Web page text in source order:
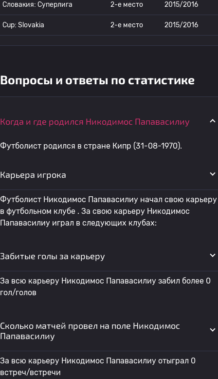
Словакия: Суперлига 2-е место 2015/2016
Cup: Slovakia 2-е место 2015/2016
Вопросы и ответы по статистике
Когда и где родился Никодимос Папавасилиу
Футболист родился в стране Кипр (31-08-1970).
Карьера игрока
Футболист Никодимос Папавасилиу начал свою карьеру
в футбольном клубе . За свою карьеру Никодимос
Папавасилиу играл в следующих клубах:
Забитые голы за карьеру
За всю карьеру Никодимос Папавасилиу забил более 0
гол/голов
Сколько матчей провел на поле Никодимос
Папавасилиу
За всю карьеру Никодимос Папавасилиу отыграл 0
встреч/встречи